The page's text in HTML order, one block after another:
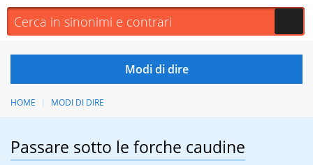
HOME MODI DI DIRE
Passare sotto le forche caudine